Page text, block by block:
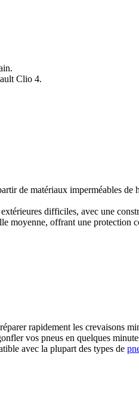
Clio 4.
de matériaux imperméables
difficiles, avec une
moyenne, offrant une protection
rapidement les crevaisons
vos pneus en quelques
avec la plupart des types de